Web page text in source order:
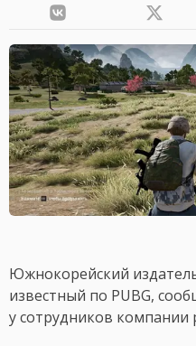
Южнокорейский
известный по PUBG,
у сотрудников компании